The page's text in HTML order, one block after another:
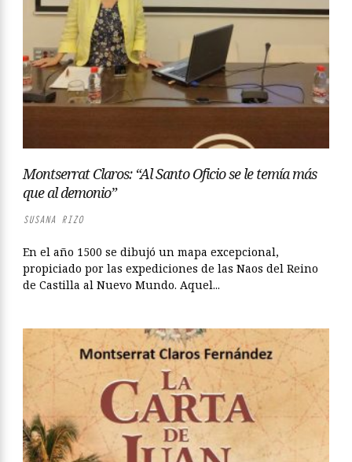
Montserrat Claros: “Al Santo Oficio se le temía más
que al demonio”
SUSANA RIZO
En el año 1500 se dibujó un mapa excepcional,
propiciado por las expediciones de las Naos del Reino
de Castilla al Nuevo Mundo. Aquel...